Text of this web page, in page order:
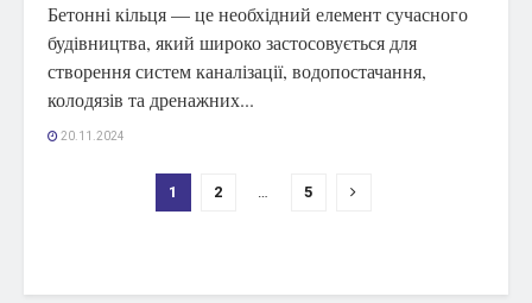
Бетонні кільця — це необхідний елемент сучасного
будівництва, який широко застосовується для
створення систем каналізації, водопостачання,
колодязів та дренажних...
20.11.2024
1 2 … 5